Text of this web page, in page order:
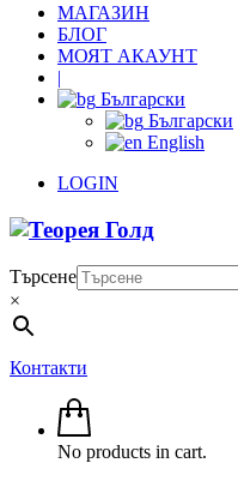
МАГАЗИН
БЛОГ
МОЯТ АКАУНТ
|
Български
Български
English
LOGIN
Търсене
×
Контакти
No products in cart.